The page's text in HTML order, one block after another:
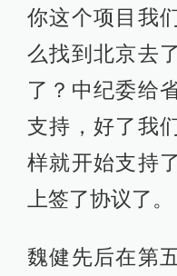
你这个项目我
么找到北京去
了？中纪委给
支持，好了我
样就开始支持
上签了协议了。
魏健先后在第